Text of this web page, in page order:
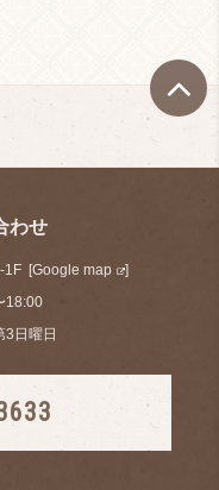
わせ
1F [Google map
]
18:00
日曜日